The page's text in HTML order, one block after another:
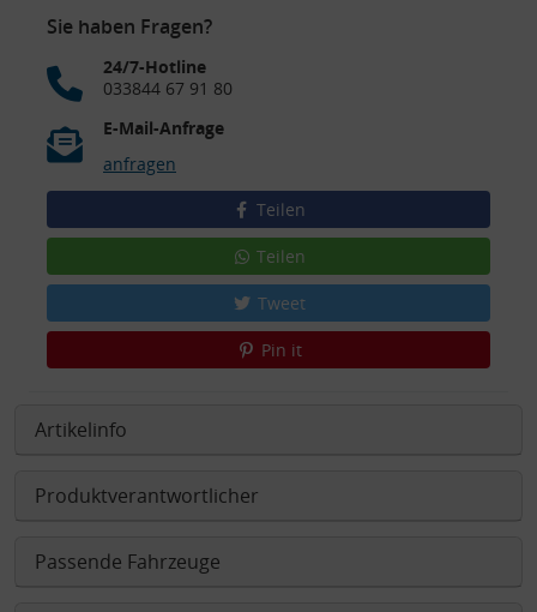
Sie haben Fragen?
24/7-Hotline
033844 67 91 80
E-Mail-Anfrage
anfragen
Teilen
Teilen
Tweet
Pin it
Artikelinfo
Produktverantwortlicher
Passende Fahrzeuge